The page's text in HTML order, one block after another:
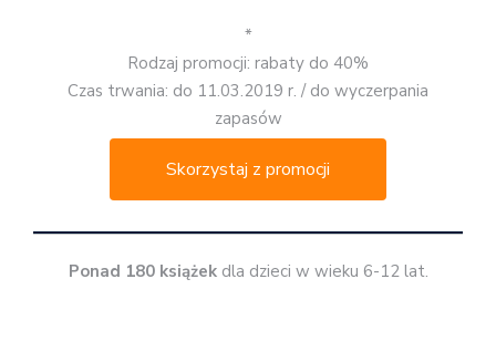
*
Rodzaj promocji: rabaty do 40%
Czas trwania: do 11.03.2019 r. / do wyczerpania
zapasów
Skorzystaj z promocji
Ponad 180 książekdla dzieci w wieku 6-12 lat.